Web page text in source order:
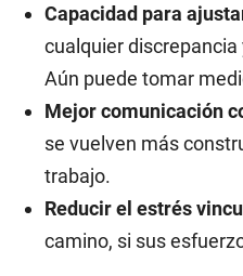
Capacidad para
cualquier discrepancia
Aún puede tomar
Mejor comunicación
se vuelven más
trabajo.
Reducir el estrés
camino, si sus